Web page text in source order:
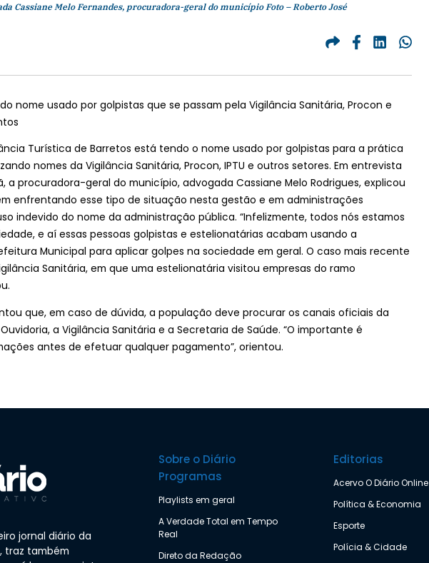
Cassiane Melo Fernandes, procuradora-geral do município Foto – Roberto José
nome usado por golpistas que se passam pela Vigilância Sanitária, Procon e
Turística de Barretos está tendo o nome usado por golpistas para a prática
nomes da Vigilância Sanitária, Procon, IPTU e outros setores. Em entrevista
a procuradora-geral do município, advogada Cassiane Melo Rodrigues, explicou
enfrentando esse tipo de situação nesta gestão e em administrações
indevido do nome da administração pública. “Infelizmente, todos nós estamos
e aí essas pessoas golpistas e estelionatárias acabam usando a
Municipal para aplicar golpes na sociedade em geral. O caso mais recente
Sanitária, em que uma estelionatária visitou empresas do ramo
que, em caso de dúvida, a população deve procurar os canais oficiais da
a Vigilância Sanitária e a Secretaria de Saúde. “O importante é
antes de efetuar qualquer pagamento”, orientou.
jornal diário da
traz também
Sobre o Diário
Programas
Playlists em geral
A Verdade Total em Tempo
Real
Direto da Redação
Editorias
Acervo O Diário Online
Política & Economia
Esporte
Polícia & Cidade